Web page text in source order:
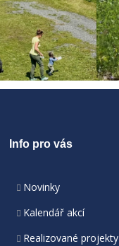
Info pro vás
Novinky
Kalendář akcí
Realizované projekty